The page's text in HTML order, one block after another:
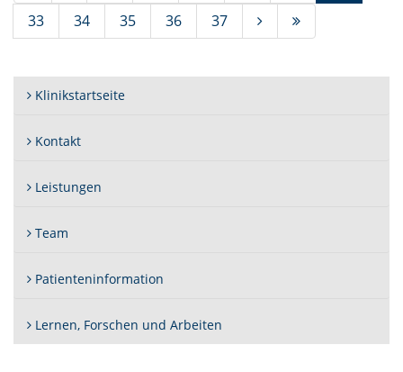
33 34 35 36 37
Klinikstartseite
Kontakt
Leistungen
Team
Patienteninformation
Lernen, Forschen und Arbeiten